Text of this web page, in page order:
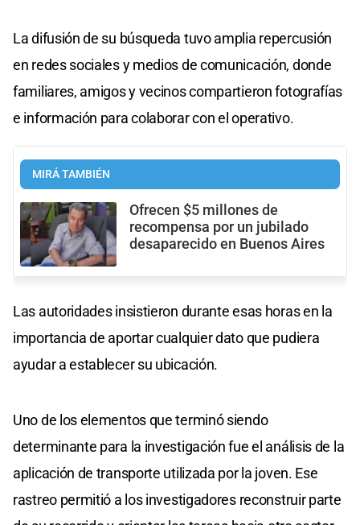
La difusión de su búsqueda tuvo amplia repercusión
en redes sociales y medios de comunicación, donde
familiares, amigos y vecinos compartieron fotografías
e información para colaborar con el operativo.
MIRÁ TAMBIÉN
Ofrecen $5 millones de
recompensa por un jubilado
desaparecido en Buenos Aires
Las autoridades insistieron durante esas horas en la
importancia de aportar cualquier dato que pudiera
ayudar a establecer su ubicación.
Uno de los elementos que terminó siendo
determinante para la investigación fue el análisis de la
aplicación de transporte utilizada por la joven. Ese
rastreo permitió a los investigadores reconstruir parte